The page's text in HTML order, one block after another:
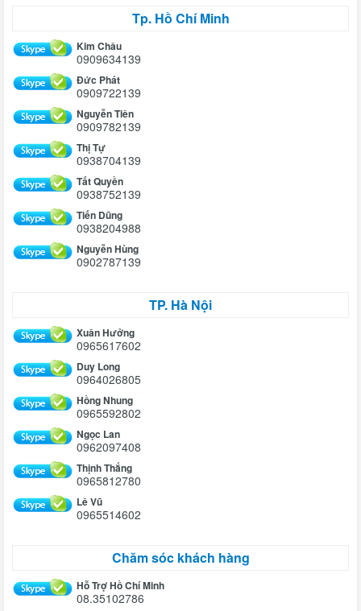
Tp. Hồ Chí Minh
Kim Châu
0909634139
Đức Phát
0909722139
Nguyễn Tiên
0909782139
Thị Tự
0938704139
Tất Quyền
0938752139
Tiến Dũng
0938204988
Nguyễn Hùng
0902787139
TP. Hà Nội
Xuân Hưởng
0965617602
Duy Long
0964026805
Hồng Nhung
0965592802
Ngọc Lan
0962097408
Thịnh Thắng
0965812780
Lê Vũ
0965514602
Chăm sóc khách hàng
Hỗ Trợ Hồ Chí Minh
08.35102786